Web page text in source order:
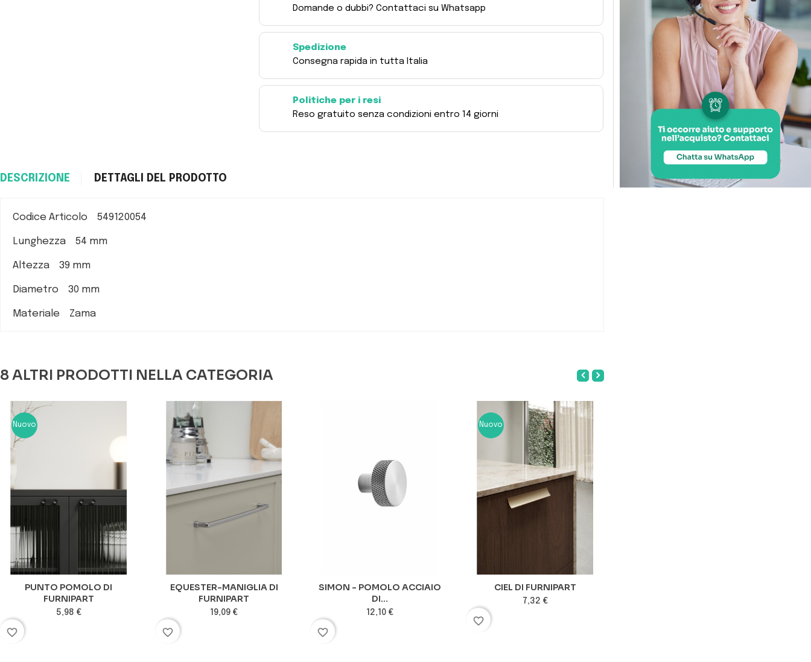
Domande o dubbi? Contattaci su Whatsapp
Spedizione
Consegna rapida in tutta Italia
Politiche per i resi
Reso gratuito senza condizioni entro 14 giorni
DESCRIZIONE DETTAGLI DEL PRODOTTO
Codice Articolo 549120054
Lunghezza 54 mm
Altezza 39 mm
Diametro 30 mm
Materiale Zama
8 ALTRI PRODOTTI NELLA CATEGORIA
PUNTO POMOLO DI
FURNIPART
5,98 €
Nuovo
favorite_border
EQUESTER-MANIGLIA DI
FURNIPART
19,09 €
favorite_border
SIMON - POMOLO ACCIAIO
DI...
12,10 €
favorite_border
CIEL DI FURNIPART
7,32 €
Nuovo
favorite_border